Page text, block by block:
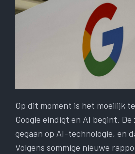
Op dit moment is het moeilijk
Google eindigt en AI begint.
gegaan op AI-technologie, en
Volgens sommige nieuwe